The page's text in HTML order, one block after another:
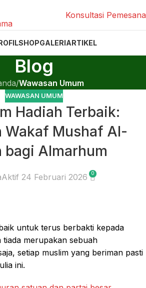
Konsultasi
SHOPGALERIARTIKEL
Blog
/Wawasan Umum
WAWASAN UMUM
Hadiah Terbaik:
Wakaf Mushaf Al-
bagi Almarhum
Aktif 24 Februari 2026 0
untuk terus berbakti kepada
merupakan sebuah
setiap muslim yang beriman pasti
ini.